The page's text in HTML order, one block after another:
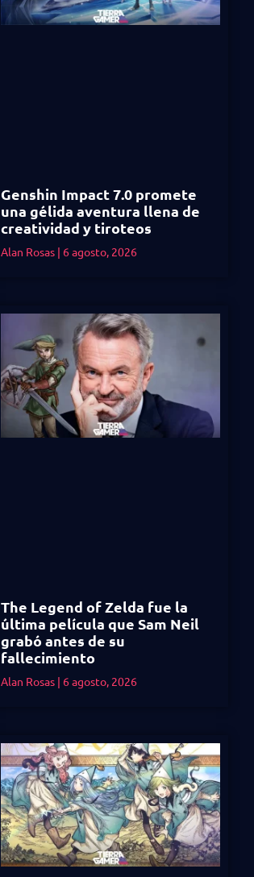
Genshin Impact 7.0 promete
una gélida aventura llena de
creatividad y tiroteos
Alan Rosas 6 agosto, 2026
The Legend of Zelda fue la
última película que Sam Neil
grabó antes de su
fallecimiento
Alan Rosas 6 agosto, 2026